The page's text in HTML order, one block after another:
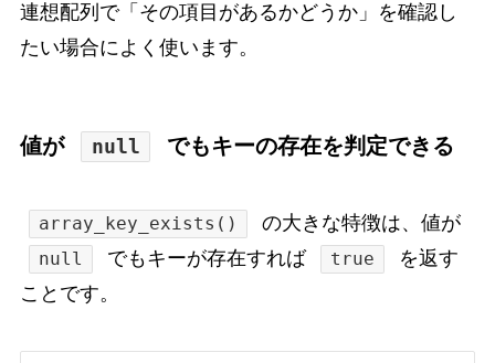
連想配列で「その項目があるかどうか」を確認し
たい場合によく使います。
値が null でもキーの存在を判定できる
array_key_exists() の大きな特徴は、値が
null でもキーが存在すれば true
を返す
ことです。